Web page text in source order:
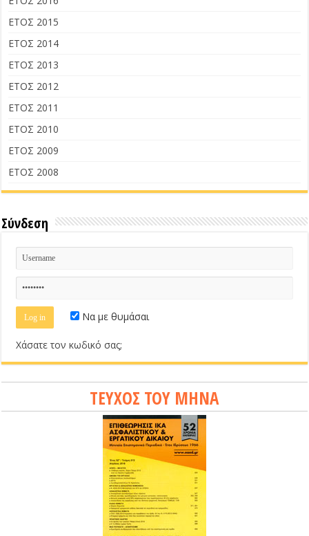
ΕΤΟΣ 2015
ΕΤΟΣ 2014
ΕΤΟΣ 2013
ΕΤΟΣ 2012
ΕΤΟΣ 2011
ΕΤΟΣ 2010
ΕΤΟΣ 2009
ΕΤΟΣ 2008
Σύνδεση
Να με θυμάσαι
Χάσατε τον κωδικό σας;
ΤΕΥΧΟΣ ΤΟΥ ΜΗΝΑ